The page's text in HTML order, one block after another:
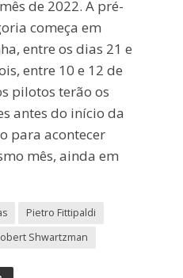
de 2022. A pré-
começa em
entre os dias 21 e
entre 10 e 12 de
pilotos terão os
antes do início da
para acontecer
mês, ainda em
Pietro Fittipaldi
Shwartzman